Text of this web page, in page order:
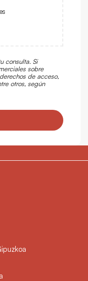
consulta. Si
sobre
de acceso,
otros, según